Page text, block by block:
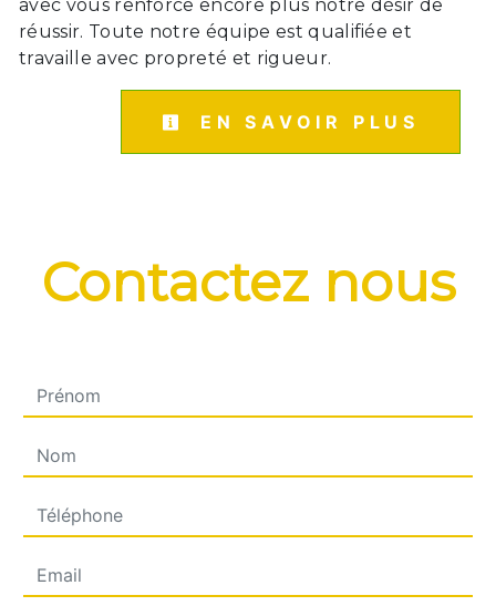
avec vous renforce encore plus notre désir de
réussir. Toute notre équipe est qualifiée et
travaille avec propreté et rigueur.
EN SAVOIR PLUS
Contactez nous